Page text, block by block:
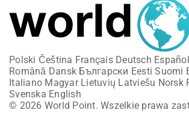
Polski Čeština Français Deutsch Español
Română Dansk Български Eesti Suomi
Italiano Magyar Lietuvių Latviešu Norsk
Svenska English
© 2026 World Point. Wszelkie prawa